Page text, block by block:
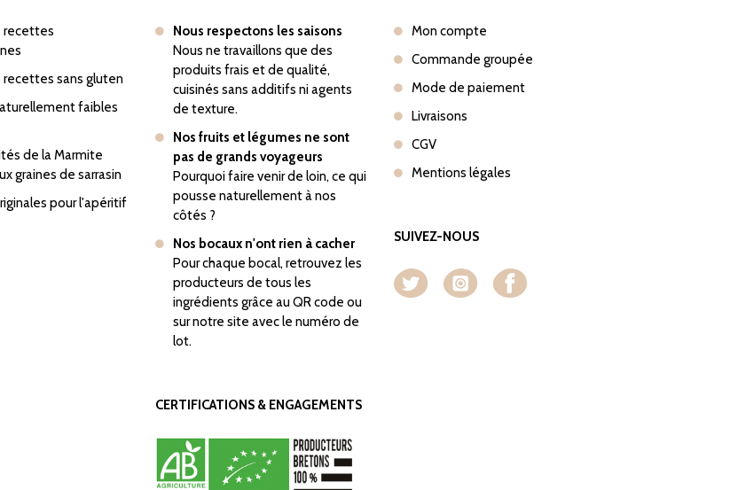
recettes
recettes sans gluten
faibles
de la Marmite
graines de sarrasin
pour l'apéritif
Nous respectons les saisons
Nous ne travaillons que des
produits frais et de qualité,
cuisinés sans additifs ni agents
de texture.
Nos fruits et légumes ne sont
pas de grands voyageurs
Pourquoi faire venir de loin, ce qui
pousse naturellement à nos
côtés ?
Nos bocaux n'ont rien à cacher
Pour chaque bocal, retrouvez les
producteurs de tous les
ingrédients grâce au QR code ou
sur notre site avec le numéro de
lot.
CERTIFICATIONS & ENGAGEMENTS
Mon compte
Commande groupée
Mode de paiement
Livraisons
CGV
Mentions légales
SUIVEZ-NOUS